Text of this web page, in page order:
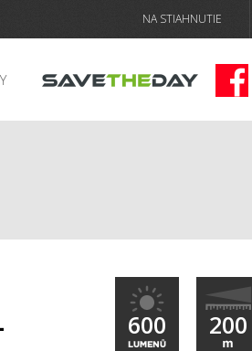
NA STIAHNUTIE
600 200